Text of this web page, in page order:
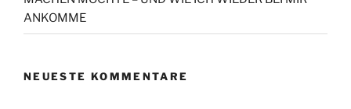
ANKOMME
NEUESTE KOMMENTARE